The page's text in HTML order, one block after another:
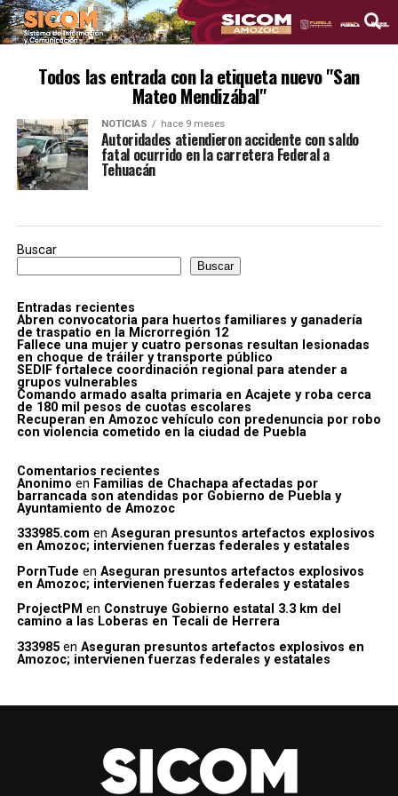
Todos las entrada con la etiqueta nuevo "San
Mateo Mendizábal"
NOTICIAS hace 9 meses
Autoridades atiendieron accidente con saldo
fatal ocurrido en la carretera Federal a
Tehuacán
Buscar
Buscar
Entradas recientes
Abren convocatoria para huertos familiares y ganadería
de traspatio en la Microrregión 12
Fallece una mujer y cuatro personas resultan lesionadas
en choque de tráiler y transporte público
SEDIF fortalece coordinación regional para atender a
grupos vulnerables
Comando armado asalta primaria en Acajete y roba cerca
de 180 mil pesos de cuotas escolares
Recuperan en Amozoc vehículo con predenuncia por robo
con violencia cometido en la ciudad de Puebla
Comentarios recientes
Anonimo en Familias de Chachapa afectadas por
barrancada son atendidas por Gobierno de Puebla y
Ayuntamiento de Amozoc
333985.com en Aseguran presuntos artefactos explosivos
en Amozoc; intervienen fuerzas federales y estatales
PornTude en Aseguran presuntos artefactos explosivos
en Amozoc; intervienen fuerzas federales y estatales
ProjectPM en Construye Gobierno estatal 3.3 km del
camino a las Loberas en Tecali de Herrera
333985en Aseguran presuntos artefactos explosivos en
Amozoc; intervienen fuerzas federales y estatales